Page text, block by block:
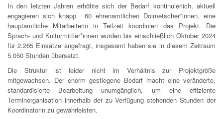
In den letzten Jahren erhöhte sich der Bedarf kontinuierlich, aktuell
engagieren sich knapp 60 ehrenamtlichen Dolmetscher*innen, eine
hauptamtliche Mitarbeiterin in Teilzeit koordiniert das Projekt. Die
Sprach- und Kulturmittler*innen wurden bis einschließlich Oktober 2024
für 2.265 Einsätze angefragt, insgesamt haben sie in diesem Zeitraum
5.050 Stunden übersetzt.
Die Struktur ist leider nicht im Verhältnis zur Projektgröße
mitgewachsen. Der enorm gestiegene Bedarf macht eine veränderte,
standardisierte Bearbeitung unumgänglich, um eine effiziente
Terminorganisation innerhalb der zu Verfügung stehenden Stunden der
Koordinatorin zu gewährleisten.